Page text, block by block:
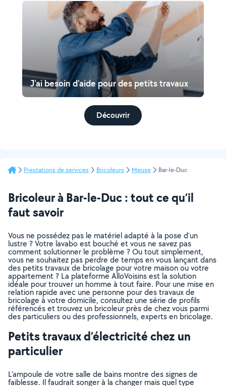
J'ai besoin d'aide pour des petits travaux
Découvrir
Prestations de services Bricoleurs Meuse Bar-le-Duc
Bricoleur à Bar-le-Duc : tout ce qu’il
faut savoir
Vous ne possédez pas le matériel adapté à la pose d’un
lustre ? Votre lavabo est bouché et vous ne savez pas
comment solutionner le problème ? Ou tout simplement,
vous ne souhaitez pas perdre de temps en vous lançant dans
des petits travaux de bricolage pour votre maison ou votre
appartement ? La plateforme AlloVoisins est la solution
idéale pour trouver un homme à tout faire. Pour une mise en
relation rapide avec une personne pour des travaux de
bricolage à votre domicile, consultez une série de profils
référencés et trouvez un bricoleur près de chez vous parmi
des particuliers ou des professionnels, experts en bricolage.
Petits travaux d’électricité chez un
particulier
L’ampoule de votre salle de bains montre des signes de
faiblesse. Il faudrait songer à la changer mais quel type